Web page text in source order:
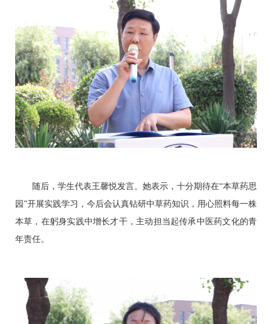
随后，学生代表王馨悦发言。她表示，十分期待在“本草药思
园”开展实践学习，今后会认真钻研中草药知识，用心照料每一株
本草，在躬身实践中增长才干，主动担当起传承中医药文化的青
年责任。